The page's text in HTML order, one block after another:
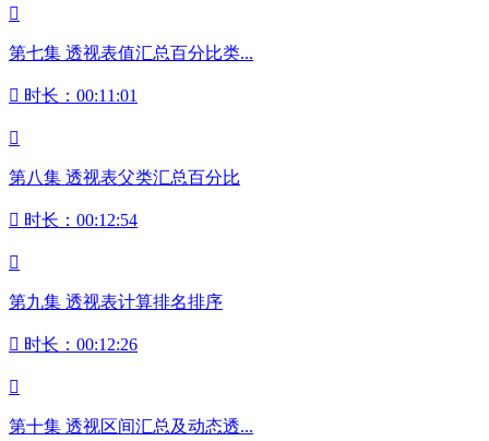

第七集 透视表值汇总百分比类...
 时长：00:11:01

第八集 透视表父类汇总百分比
 时长：00:12:54

第九集 透视表计算排名排序
 时长：00:12:26

第十集 透视区间汇总及动态透...